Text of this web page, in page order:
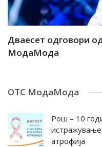
Дваесет одговори
МодаМода
ОТС МодаМода
Рош – 10
атрофија